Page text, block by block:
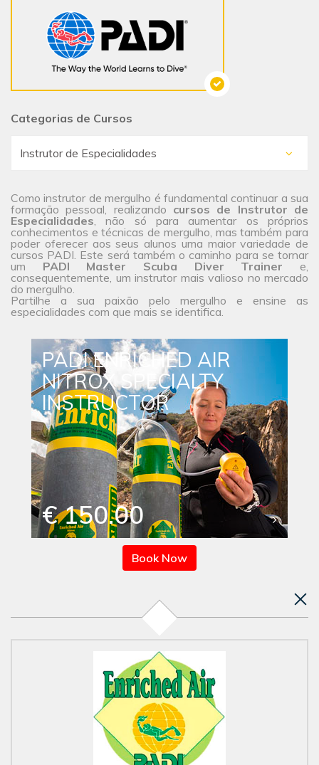
Categorias de Cursos
Como instrutor de mergulho é fundamental continuar a sua
formação pessoal, realizando cursos de Instrutor de
Especialidades, não só para aumentar os próprios
conhecimentos e técnicas de mergulho, mas também para
poder oferecer aos seus alunos uma maior variedade de
cursos PADI. Este será também o caminho para se tornar
um PADI Master Scuba Diver Trainer e,
consequentemente, um instrutor mais valioso no mercado
do mergulho.
Partilhe a sua paixão pelo mergulho e ensine as
especialidades com que mais se identifica.
PADI ENRICHED AIR
NITROX SPECIALTY
INSTRUCTOR
€ 150.00
Book Now